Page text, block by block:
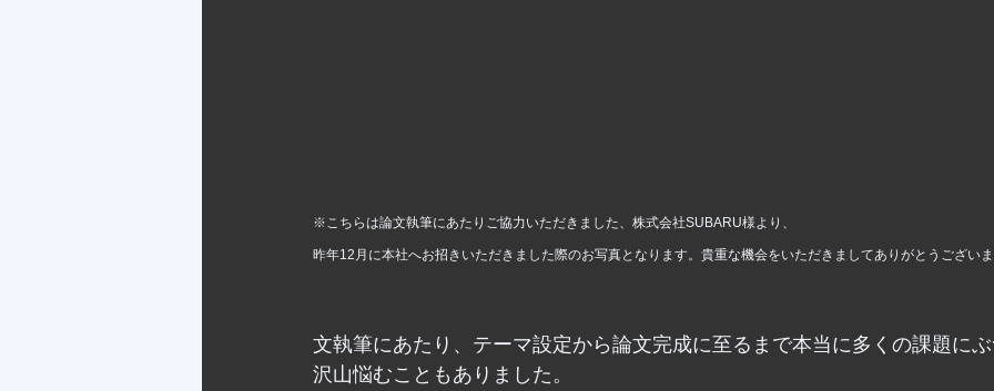
※こちらは論文執筆にあたりご協力いただきました、株式会社SUBARU様より、
昨年12月に本社へお招きいただきました際のお写真となります。貴重な機会をいただきましてありがとうござい
文執筆にあたり、テーマ設定から論文完成に至るまで本当に多くの課題に
沢山悩むこともありました。